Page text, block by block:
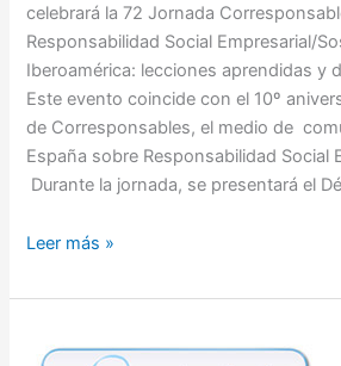
celebrará la 72 Jornada
Responsabilidad Social Empresarial/
Iberoamérica: lecciones aprendidas y
Este evento coincide con el 10º
de Corresponsables, el medio de
España sobre Responsabilidad Social
Durante la jornada, se presentará el
Leer más »